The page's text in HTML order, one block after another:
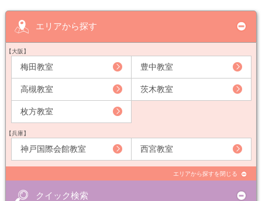
エリアから探す
【大阪】
梅田教室 豊中教室
高槻教室 茨木教室
枚方教室
【兵庫】
神戸国際会館教室 西宮教室
エリアから探すを閉じる
クイック検索